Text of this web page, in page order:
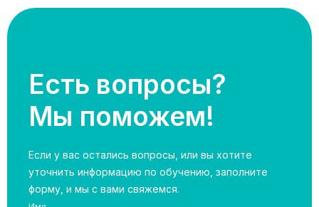
Есть вопросы?
Мы поможем!
Если у вас остались вопросы, или вы хотите
уточнить информацию по обучению, заполните
форму, и мы с вами свяжемся.